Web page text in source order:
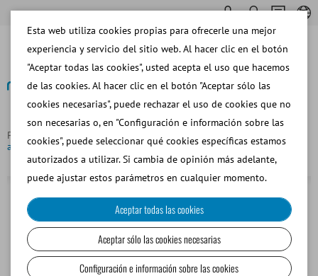
Página principal Bovino Colección de Semen
Vagina
artificial, cuerpo con válvula, 20 cm
Esta web utiliza cookies propias para ofrecerle una mejor
experiencia y servicio del sitio web. Al hacer clic en el botón
"Aceptar todas las cookies", usted acepta el uso que hacemos
de las cookies. Al hacer clic en el botón "Aceptar sólo las
cookies necesarias", puede rechazar el uso de cookies que no
son necesarias o, en "Configuración e información sobre las
cookies", puede seleccionar qué cookies específicas estamos
autorizados a utilizar. Si cambia de opinión más adelante,
puede ajustar estos parámetros en cualquier momento.
Aceptar todas las cookies
Aceptar sólo las cookies necesarias
Configuración e información sobre las cookies